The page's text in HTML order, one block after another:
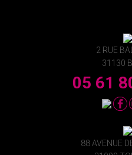
2 RUE
31130
05 61
88 AVENUE